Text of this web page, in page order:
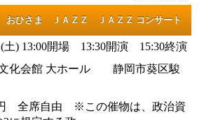
ひさま ＪＡＺＺ ＪＡＺＺ コンサート
) 13:00開場 13:30開演 15:30終演
化会館 大ホール 静岡市葵区駿
席自由 ※この催物は、政治資